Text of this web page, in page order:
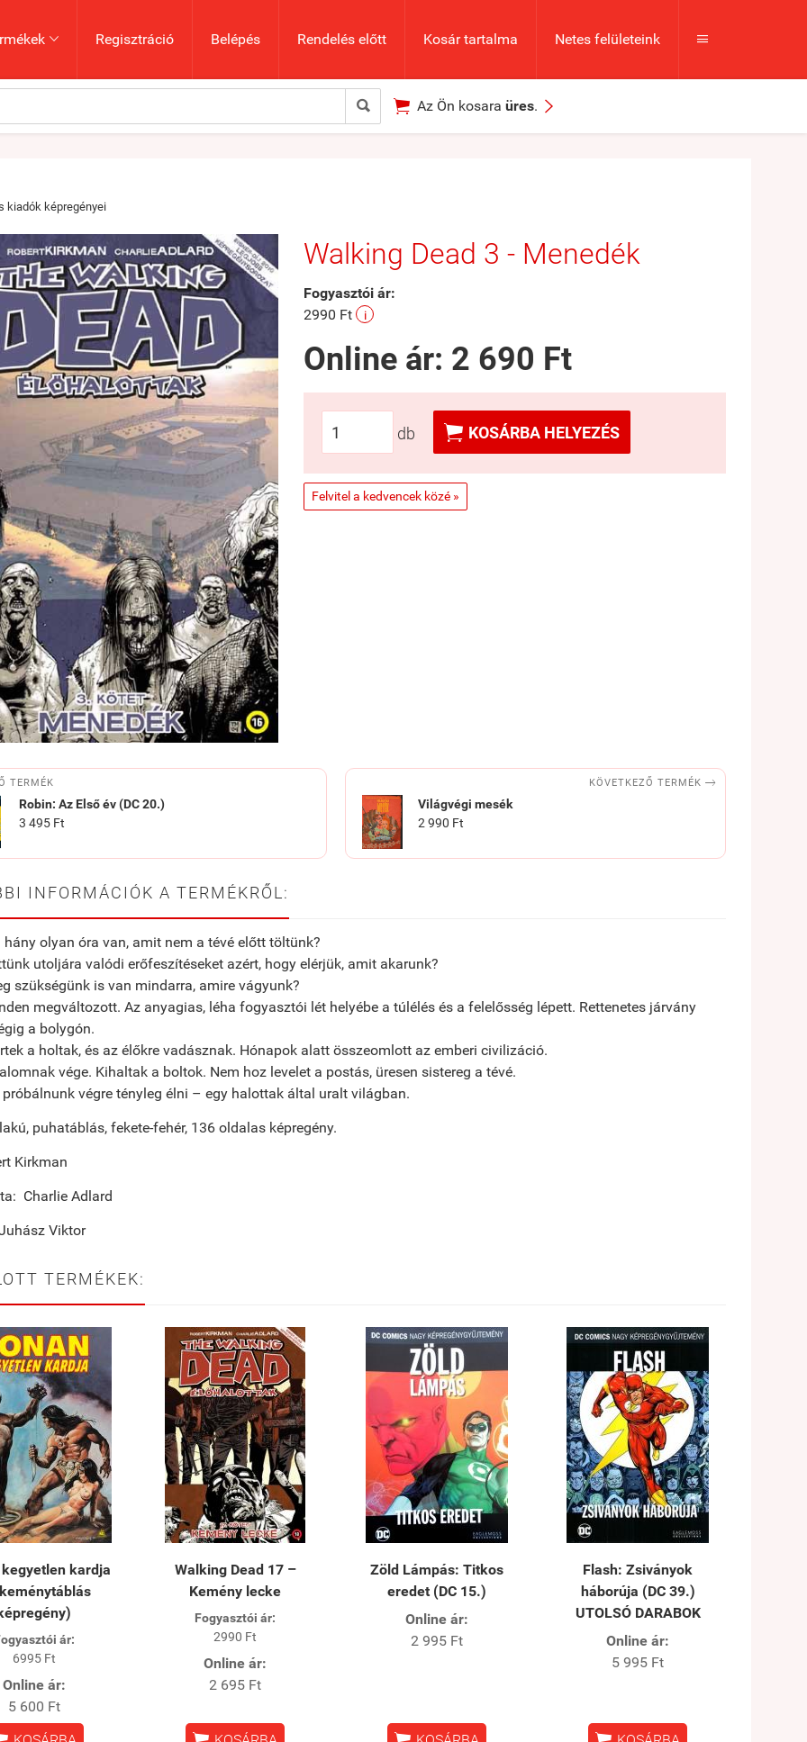
 Regisztráció Belépés Rendelés előtt Kosár tartalma Netes felületeink 
  Az Ön kosara üres. 
kiadók képregényei
Walking Dead 3 - Menedék
Fogyasztói ár:
2990 Ft
i
Online ár: 2 690 Ft
db  KOSÁRBA HELYEZÉS
Felvitel a kedvencek közé »
TERMÉK
Robin: Az Első év (DC 20.)
3 495 Ft
KÖVETKEZŐ TERMÉK 
Világvégi mesék
2 990 Ft
INFORMÁCIÓK A TERMÉKRŐL:
hány olyan óra van, amit nem a tévé előtt töltünk?
utoljára valódi erőfeszítéseket azért, hogy elérjük, amit akarunk?
szükségünk is van mindarra, amire vágyunk?
megváltozott. Az anyagias, léha fogyasztói lét helyébe a túlélés és a felelősség lépett. Rettenetes járvány
a bolygón.
a holtak, és az élőkre vadásznak. Hónapok alatt összeomlott az emberi civilizáció.
vége. Kihaltak a boltok. Nem hoz levelet a postás, üresen sistereg a tévé.
végre tényleg élni – egy halottak által uralt világban.
puhatáblás, fekete-fehér, 136 oldalas képregény.
Kirkman
Charlie Adlard
Viktor
TERMÉKEK:
kegyetlen kardja
ár:
6995 Ft
Online ár:
5 600 Ft
​Walking Dead 17 –
Kemény lecke
Fogyasztói ár:
2990 Ft
Online ár:
2 695 Ft
Zöld Lámpás: Titkos
eredet (DC 15.)
Online ár:
2 995 Ft
Flash: Zsiványok
háborúja (DC 39.)
UTOLSÓ DARABOK
Online ár:
5 995 Ft